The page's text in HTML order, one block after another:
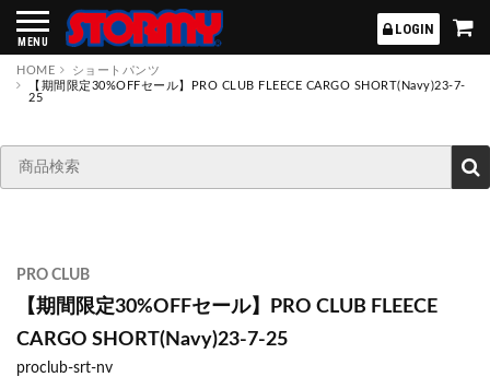
MENU
LOGIN
HOME
ショートパンツ
【期間限定30%OFFセール】PRO CLUB FLEECE CARGO SHORT(Navy)23-7-
25
PRO CLUB
【期間限定30%OFFセール】PRO CLUB FLEECE
CARGO SHORT(Navy)23-7-25
proclub-srt-nv